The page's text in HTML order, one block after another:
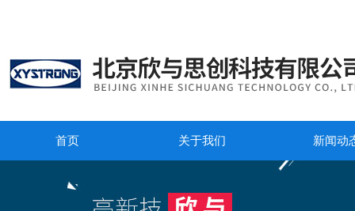
首页 关于我们 新闻动